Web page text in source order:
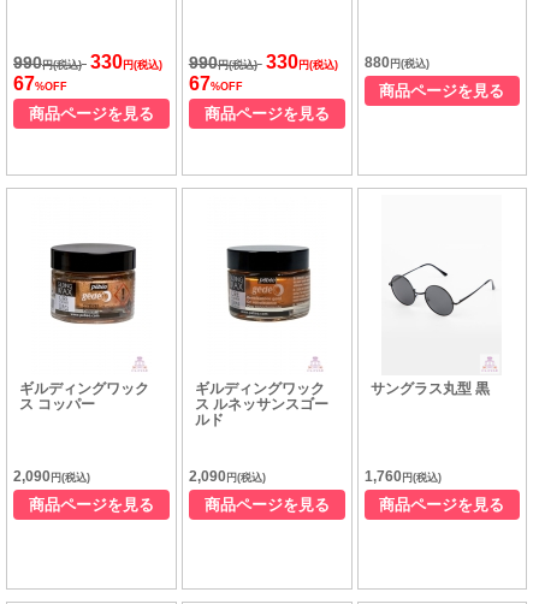
990円(税込) 330 円(税込)
67%OFF
商品ページを見る
990円(税込) 330円(税込)
67%OFF
商品ページを見る
880円(税込)
商品ページを見る
ギルディングワック
ス コッパー
2,090 円(税込)
商品ページを見る
ギルディングワック
ス ルネッサンスゴー
ルド
2,090円(税込)
商品ページを見る
サングラス丸型 黒
1,760円(税込)
商品ページを見る